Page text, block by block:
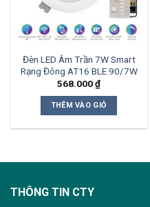
Đèn LED Âm Trần 7W Smart
Rạng Đông AT16 BLE 90/7W
568.000₫
THÊM VÀO GIỎ
THÔNG TIN CTY